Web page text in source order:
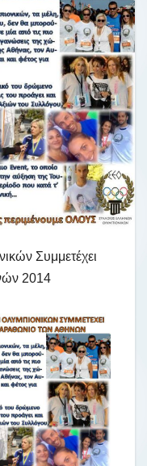
Συμμετέχει
2014